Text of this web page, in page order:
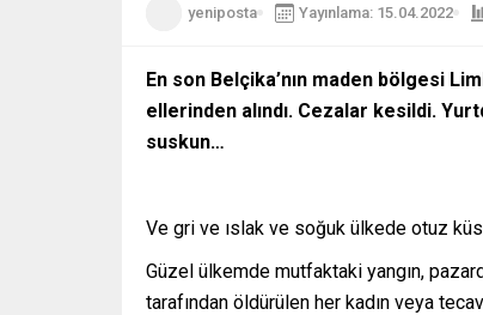
yeniposta Yayınlama: 15.04.2022
En son Belçika’nın maden bölgesi
ellerinden alındı. Cezalar kesildi.
suskun…
Ve gri ve ıslak ve soğuk ülkede otuz
Güzel ülkemde mutfaktaki yangın,
tarafından öldürülen her kadın veya